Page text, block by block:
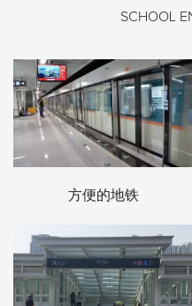
SCHOOL
方便的地铁